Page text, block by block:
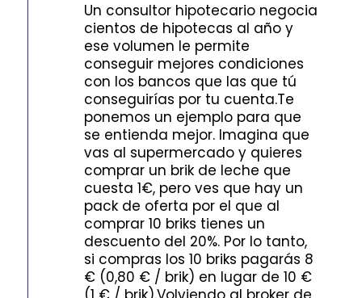
Un consultor hipotecario negocia
cientos de hipotecas al año y
ese volumen le permite
conseguir mejores condiciones
con los bancos que las que tú
conseguirías por tu cuenta.Te
ponemos un ejemplo para que
se entienda mejor. Imagina que
vas al supermercado y quieres
comprar un brik de leche que
cuesta 1€, pero ves que hay un
pack de oferta por el que al
comprar 10 briks tienes un
descuento del 20%. Por lo tanto,
si compras los 10 briks pagarás 8
€ (0,80 € / brik) en lugar de 10 €